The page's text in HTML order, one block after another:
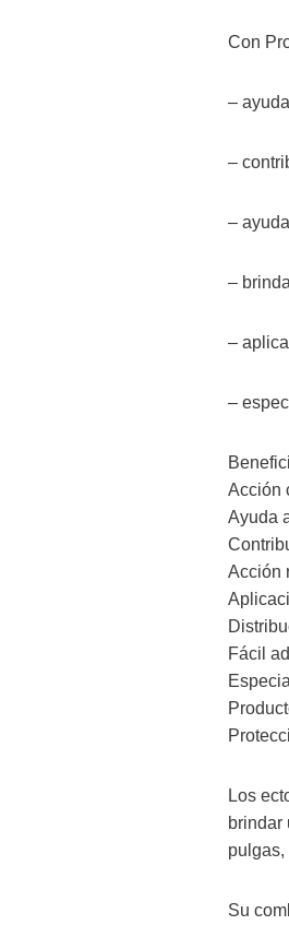
Con
–
–
–
–
–
–
Acción
Ayuda
Acción
Fácil
Los
brindar
pulgas,
Su